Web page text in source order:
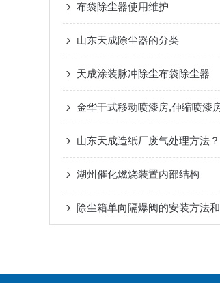
布袋除尘器使用维护
山东天成除尘器的分类
天成涂装脉冲除尘布袋除尘器
山东天成造纸厂废气处理方法？
湖州催化燃烧装置内部结构